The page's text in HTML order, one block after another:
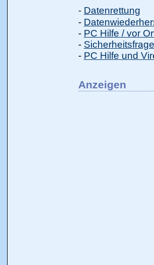
- Datenrettung
-
- PC Hilfe / vor
-
- PC Hilfe und
Anzeigen